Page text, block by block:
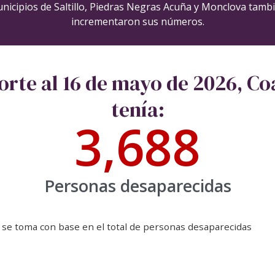
de Saltillo, Piedras Negras Acuña y Monclova
incrementaron sus números.
al 16 de mayo de 2026,
tenía:
3,688
Personas desaparecidas
toma con base en el total de personas desaparecidas